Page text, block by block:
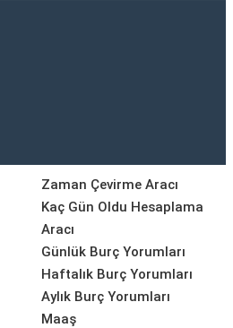
Zaman Çevirme Aracı
Kaç Gün Oldu Hesaplama
Aracı
Günlük Burç Yorumları
Haftalık Burç Yorumları
Aylık Burç Yorumları
Maaş